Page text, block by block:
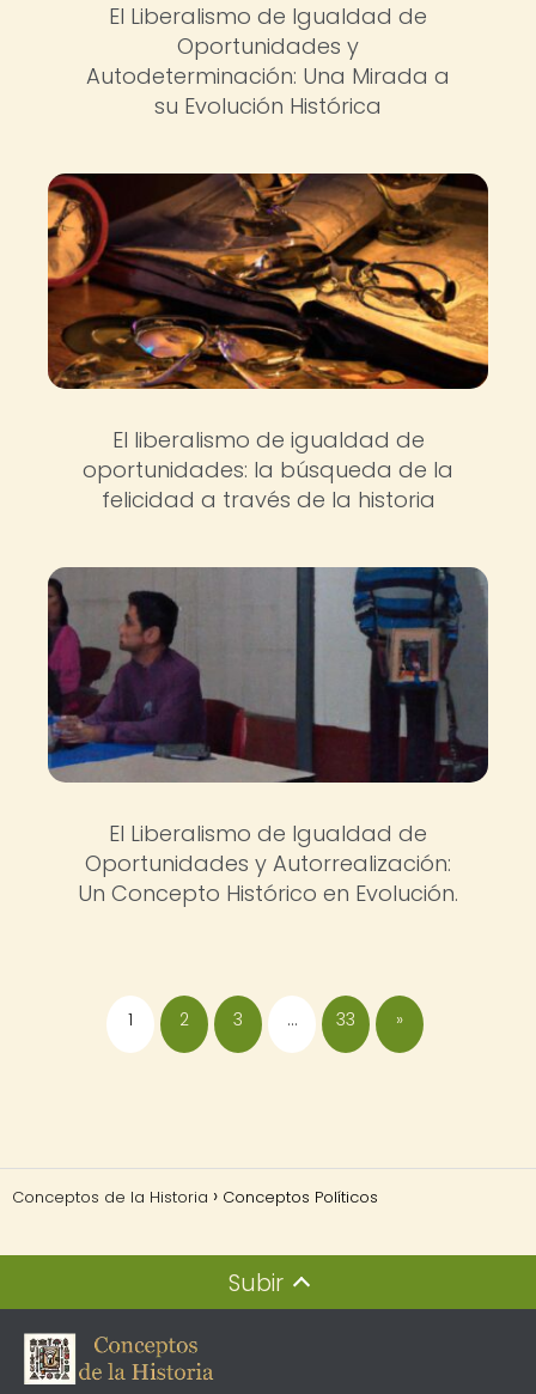
El Liberalismo de Igualdad de
Oportunidades y
Autodeterminación: Una Mirada a
su Evolución Histórica
El liberalismo de igualdad de
oportunidades: la búsqueda de la
felicidad a través de la historia
El Liberalismo de Igualdad de
Oportunidades y Autorrealización:
Un Concepto Histórico en Evolución.
1 2 3 … 33 »
Conceptos de la Historia Conceptos Políticos
Subir